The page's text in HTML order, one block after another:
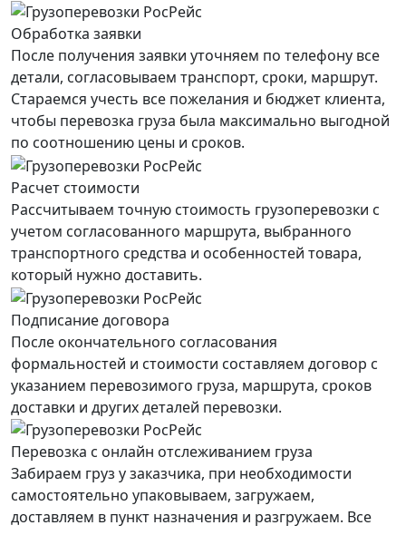
Обработка заявки
После получения заявки уточняем по телефону все
детали, согласовываем транспорт, сроки, маршрут.
Стараемся учесть все пожелания и бюджет клиента,
чтобы перевозка груза была максимально выгодной
по соотношению цены и сроков.
Расчет стоимости
Рассчитываем точную стоимость грузоперевозки с
учетом согласованного маршрута, выбранного
транспортного средства и особенностей товара,
который нужно доставить.
Подписание договора
После окончательного согласования
формальностей и стоимости составляем договор с
указанием перевозимого груза, маршрута, сроков
доставки и других деталей перевозки.
Перевозка с онлайн отслеживанием груза
Забираем груз у заказчика, при необходимости
самостоятельно упаковываем, загружаем,
доставляем в пункт назначения и разгружаем. Все